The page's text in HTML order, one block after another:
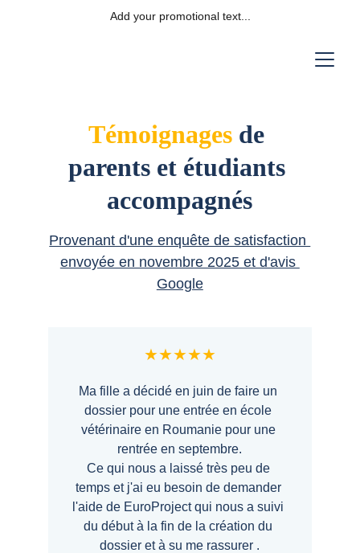
Add your promotional text...
Témoignages de
parents et étudiants
accompagnés
Provenant d'une enquête de satisfaction
envoyée en novembre 2025 et d'avis
Google
Ma fille a décidé en juin de faire un
dossier pour une entrée en école
vétérinaire en Roumanie pour une
rentrée en septembre.
Ce qui nous a laissé très peu de
temps et j'ai eu besoin de demander
l'aide de EuroProject qui nous a suivi
du début à la fin de la création du
dossier et à su me rassurer .
★★★★★